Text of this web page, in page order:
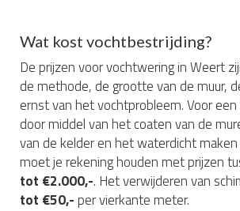
Wat kost vochtbestrijding?
De prijzen voor vochtwering in Weert
de methode, de grootte van de muur,
ernst van het vochtprobleem. Voor
door middel van het coaten van de
van de kelder en het waterdicht
moet je rekening houden met prijzen
tot €2.000,-. Het verwijderen van
tot €50,- per vierkante meter.